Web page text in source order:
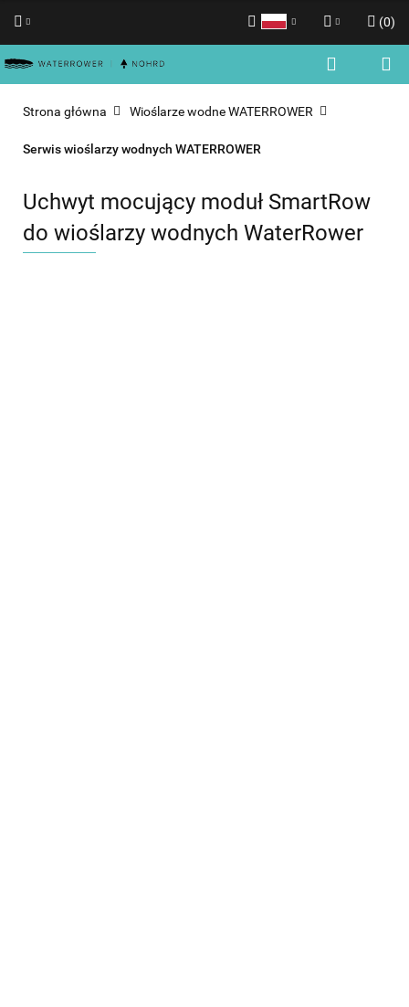
Zaloguj się
Zgody cookies
(0)
Strona główna Wioślarze wodne WATERROWER
Serwis wioślarzy wodnych WATERROWER
Uchwyt mocujący moduł SmartRow
do wioślarzy wodnych WaterRower